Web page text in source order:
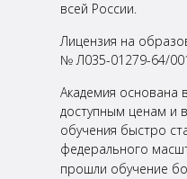
всей России.
Лицензия на
№ Л035-01279-64/
Академия основана
доступным ценам и
обучения быстро
федерального
прошли обучение